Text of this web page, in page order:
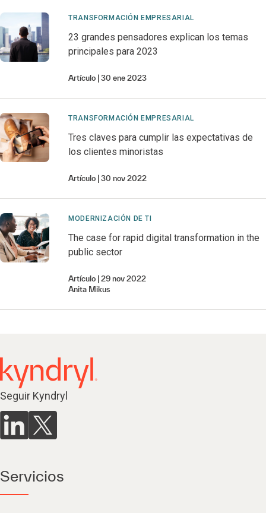
TRANSFORMACIÓN EMPRESARIAL
23 grandes pensadores explican los temas
principales para 2023
Artículo 30 ene 2023
TRANSFORMACIÓN EMPRESARIAL
Tres claves para cumplir las expectativas de
los clientes minoristas
Artículo 30 nov 2022
MODERNIZACIÓN DE TI
The case for rapid digital transformation in the
public sector
Artículo
29 nov 2022
Anita Mikus
Seguir Kyndryl
Servicios